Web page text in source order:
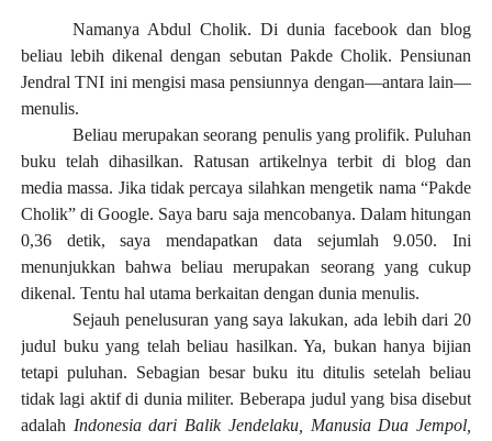
Namanya Abdul Cholik. Di dunia facebook dan blog
beliau lebih dikenal dengan sebutan Pakde Cholik. Pensiunan
Jendral TNI ini mengisi masa pensiunnya dengan—antara lain—
menulis.
Beliau merupakan seorang penulis yang prolifik. Puluhan
buku telah dihasilkan. Ratusan artikelnya terbit di blog dan
media massa. Jika tidak percaya silahkan mengetik nama “Pakde
Cholik” di Google. Saya baru saja mencobanya. Dalam hitungan
0,36 detik, saya mendapatkan data sejumlah 9.050. Ini
menunjukkan bahwa beliau merupakan seorang yang cukup
dikenal. Tentu hal utama berkaitan dengan dunia menulis.
Sejauh penelusuran yang saya lakukan, ada lebih dari 20
judul buku yang telah beliau hasilkan. Ya, bukan hanya bijian
tetapi puluhan. Sebagian besar buku itu ditulis setelah beliau
tidak lagi aktif di dunia militer. Beberapa judul yang bisa disebut
adalah Indonesia dari Balik Jendelaku, Manusia Dua Jempol,